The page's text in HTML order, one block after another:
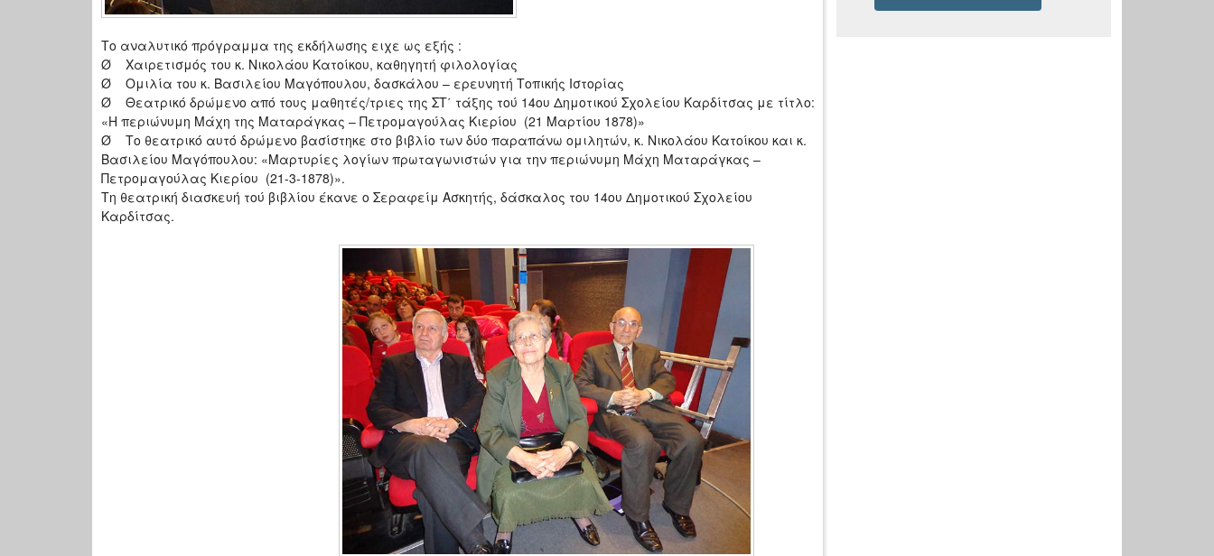
Το αναλυτικό πρόγραμμα της εκδήλωσης ειχε ως εξής :
Ø Χαιρετισμός του κ. Νικολάου Κατοίκου, καθηγητή φιλολογίας
Ø Ομιλία του κ. Βασιλείου Μαγόπουλου, δασκάλου – ερευνητή Τοπικής Ιστορίας
Ø Θεατρικό δρώμενο από τους μαθητές/τριες της ΣΤ΄ τάξης τού 14ου Δημοτικού Σχολείου Καρδίτσας με τίτλο:
«Η περιώνυμη Μάχη της Ματαράγκας – Πετρομαγούλας Κιερίου (21 Μαρτίου 1878)»
Ø Το θεατρικό αυτό δρώμενο βασίστηκε στο βιβλίο των δύο παραπάνω ομιλητών, κ. Νικολάου Κατοίκου και κ.
Βασιλείου Μαγόπουλου: «Μαρτυρίες λογίων πρωταγωνιστών για την περιώνυμη Μάχη Ματαράγκας –
Πετρομαγούλας Κιερίου (21-3-1878)».
Τη θεατρική διασκευή τού βιβλίου έκανε ο Σεραφείμ Ασκητής, δάσκαλος του 14ου Δημοτικού Σχολείου
Καρδίτσας.